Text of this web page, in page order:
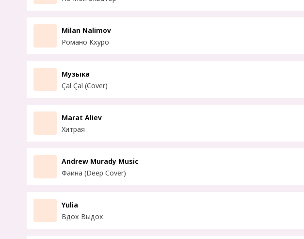
Milan Nalimov
Романо Кхуро
Музыка
Çal Çal (Cover)
Marat Aliev
Хитрая
Andrew Murady Music
Фаина (Deep Cover)
Yulia
Вдох Выдох